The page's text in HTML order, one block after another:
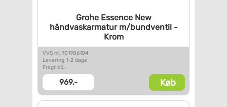
Grohe Essence New
håndvaskarmatur m/bundventil -
Krom
VVS nr. 701986104
Levering 1-2 dage
Fragt 65,-
969,- Køb